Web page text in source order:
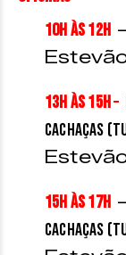
10h às 12h
13h às 15h–
Cachaças
15h às 17h
Cachaças